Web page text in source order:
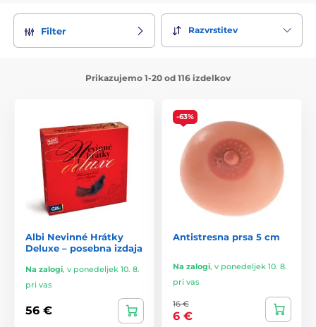
Filter Razvrstitev
Prikazujemo 1-20 od 116 izdelkov
Albi Nevinné Hrátky
Deluxe – posebna izdaja
Na zalogi, v ponedeljek 10. 8.
pri vas
56 €
-63%
Antistresna prsa 5 cm
Na zalogi, v ponedeljek 10. 8.
pri vas
16 €
6 €